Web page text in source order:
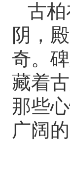
古
阴，
奇。
藏着
那些
广阔